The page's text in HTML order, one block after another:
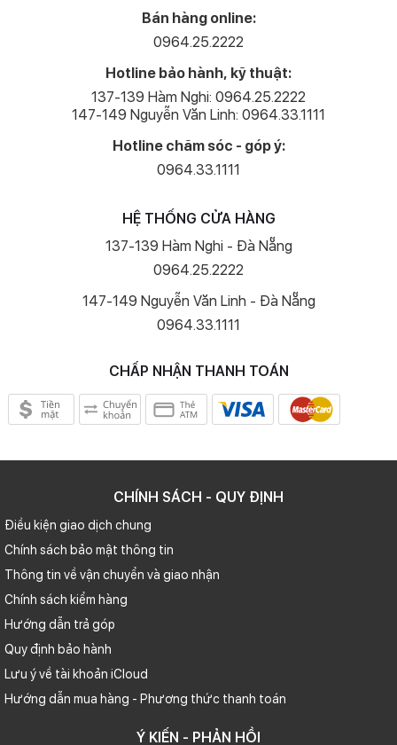
Bán hàng online:
0964.25.2222
Hotline bảo hành, kỹ thuật:
137-139 Hàm Nghi: 0964.25.2222
147-149 Nguyễn Văn Linh: 0964.33.1111
Hotline chăm sóc - góp ý:
0964.33.1111
HỆ THỐNG CỬA HÀNG
137-139 Hàm Nghi - Đà Nẵng
0964.25.2222
147-149 Nguyễn Văn Linh - Đà Nẵng
0964.33.1111
CHẤP NHẬN THANH TOÁN
CHÍNH SÁCH - QUY ĐỊNH
Điều kiện giao dịch chung
Chính sách bảo mật thông tin
Thông tin về vận chuyển và giao nhận
Chính sách kiểm hàng
Hướng dẫn trả góp
Quy định bảo hành
Lưu ý về tài khoản iCloud
Hướng dẫn mua hàng - Phương thức thanh toán
Ý KIẾN - PHẢN HỒI